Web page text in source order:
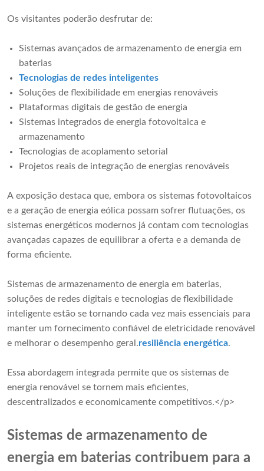
Os visitantes poderão desfrutar de:
Sistemas avançados de armazenamento de energia em
baterias
Tecnologias de redes inteligentes
Soluções de flexibilidade em energias renováveis
Plataformas digitais de gestão de energia
Sistemas integrados de energia fotovoltaica e
armazenamento
Tecnologias de acoplamento setorial
Projetos reais de integração de energias renováveis
A exposição destaca que, embora os sistemas fotovoltaicos
e a geração de energia eólica possam sofrer flutuações, os
sistemas energéticos modernos já contam com tecnologias
avançadas capazes de equilibrar a oferta e a demanda de
forma eficiente.
Sistemas de armazenamento de energia em baterias,
soluções de redes digitais e tecnologias de flexibilidade
inteligente estão se tornando cada vez mais essenciais para
manter um fornecimento confiável de eletricidade renovável
e melhorar o desempenho geral.resiliência energética.
Essa abordagem integrada permite que os sistemas de
energia renovável se tornem mais eficientes,
descentralizados e economicamente competitivos.</p>
Sistemas de armazenamento de
energia em baterias contribuem para a